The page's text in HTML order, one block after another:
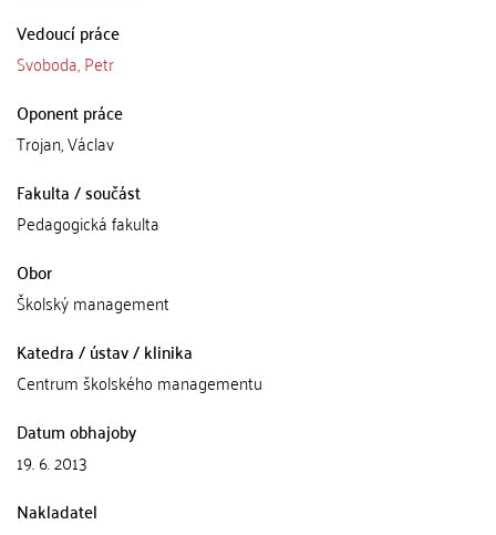
Vedoucí práce
Svoboda, Petr
Oponent práce
Trojan, Václav
Fakulta / součást
Pedagogická fakulta
Obor
Školský management
Katedra / ústav / klinika
Centrum školského managementu
Datum obhajoby
19. 6. 2013
Nakladatel